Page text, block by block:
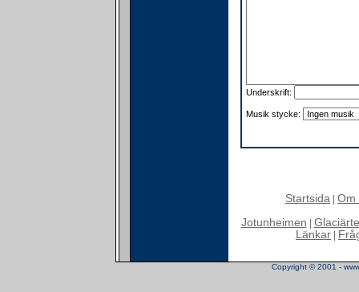
Underskrift:
Musik stycke:
Startsida Om
Jotunheimen
Länkar
Copyright © 2001 -